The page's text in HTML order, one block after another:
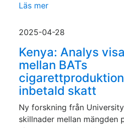
Läs mer
2025-04-28
Kenya: Analys
mellan BATs
inbetald skatt
Ny forskning från
skillnader mellan mängden